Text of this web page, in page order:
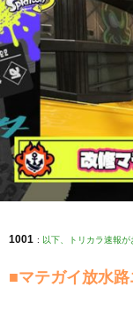
1001 : 以下、トリカラ速報
■マテガイ放水